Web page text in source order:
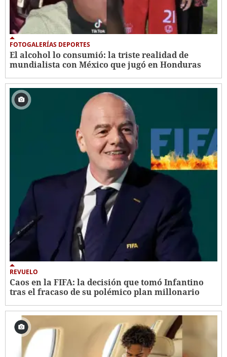
FOTOGALERÍAS DEPORTES
El alcohol lo consumió: la triste realidad de
mundialista con México que jugó en Honduras
REVUELO
Caos en la FIFA: la decisión que tomó Infantino
tras el fracaso de su polémico plan millonario